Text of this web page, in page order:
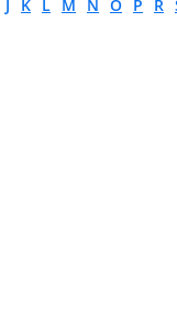
J K L M N O P R